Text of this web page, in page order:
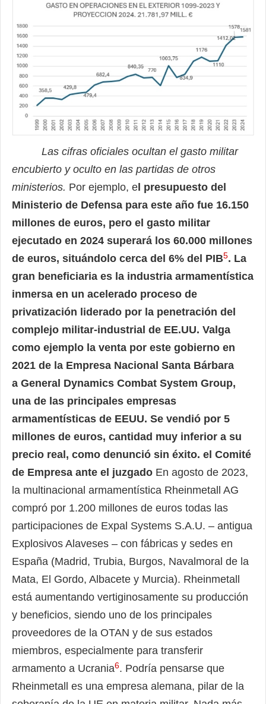
Las cifras oficiales ocultan el gasto militar
encubierto y oculto en las partidas de otros
ministerios. Por ejemplo, e l presupuesto del
Ministerio de Defensa para este año fue 16.150
millones de euros, pero el gasto militar
ejecutado en 2024 superará los 60.000 millones
de euros, situándolo cerca del 6% del PIB5. La
gran beneficiaria es la industria armamentística
inmersa en un acelerado proceso de
privatización liderado por la penetración del
complejo militar-industrial de EE.UU. Valga
como ejemplo la venta por este gobierno en
2021 de la Empresa Nacional Santa Bárbara
a General Dynamics Combat System Group,
una de las principales empresas
armamentísticas de EEUU. Se vendió por 5
millones de euros, cantidad muy inferior a su
precio real, como denunció sin éxito. el Comité
de Empresa ante el juzgado En agosto de 2023,
la multinacional armamentística Rheinmetall AG
compró por 1.200 millones de euros todas las
participaciones de Expal Systems S.A.U. – antigua
Explosivos Alaveses – con fábricas y sedes en
España (Madrid, Trubia, Burgos, Navalmoral de la
Mata, El Gordo, Albacete y Murcia). Rheinmetall
está aumentando vertiginosamente su producción
y beneficios, siendo uno de los principales
proveedores de la OTAN y de sus estados
miembros, especialmente para transferir
armamento a Ucrania6. Podría pensarse que
Rheinmetall es una empresa alemana, pilar de la